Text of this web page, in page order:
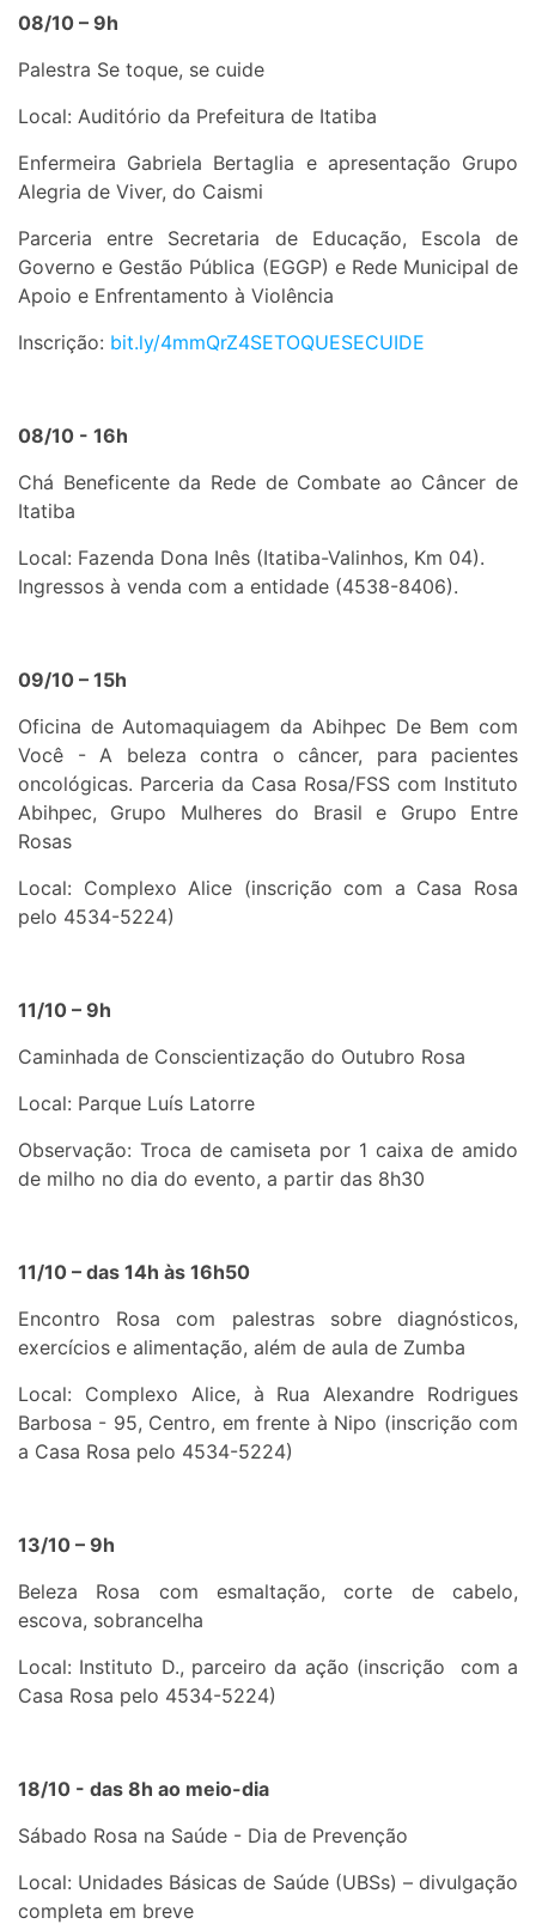
08/10 – 9h
Palestra Se toque, se cuide
Local: Auditório da Prefeitura de Itatiba
Enfermeira Gabriela Bertaglia e apresentação Grupo
Alegria de Viver, do Caismi
Parceria entre Secretaria de Educação, Escola de
Governo e Gestão Pública (EGGP) e Rede Municipal de
Apoio e Enfrentamento à Violência
Inscrição: bit.ly/4mmQrZ4SETOQUESECUIDE
08/10 - 16h
Chá Beneficente da Rede de Combate ao Câncer de
Itatiba
Local: Fazenda Dona Inês (Itatiba-Valinhos, Km 04).
Ingressos à venda com a entidade (4538-8406).
09/10 – 15h
Oficina de Automaquiagem da Abihpec De Bem com
Você - A beleza contra o câncer, para pacientes
oncológicas. Parceria da Casa Rosa/FSS com Instituto
Abihpec, Grupo Mulheres do Brasil e Grupo Entre
Rosas
Local: Complexo Alice (inscrição com a Casa Rosa
pelo 4534-5224)
11/10 – 9h
Caminhada de Conscientização do Outubro Rosa
Local: Parque Luís Latorre
Observação: Troca de camiseta por 1 caixa de amido
de milho no dia do evento, a partir das 8h30
11/10 – das 14h às 16h50
Encontro Rosa com palestras sobre diagnósticos,
exercícios e alimentação, além de aula de Zumba
Local: Complexo Alice, à Rua Alexandre Rodrigues
Barbosa - 95, Centro, em frente à Nipo (inscrição com
a Casa Rosa pelo 4534-5224)
13/10 – 9h
Beleza Rosa com esmaltação, corte de cabelo,
escova, sobrancelha
Local: Instituto D., parceiro da ação (inscrição com a
Casa Rosa pelo 4534-5224)
18/10 - das 8h ao meio-dia
Sábado Rosa na Saúde - Dia de Prevenção
Local: Unidades Básicas de Saúde (UBSs) – divulgação
completa em breve